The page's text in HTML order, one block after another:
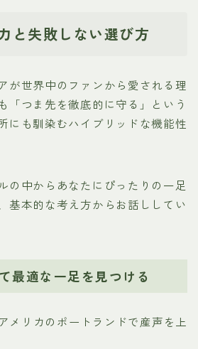
と失敗しない選び方
が世界中のファンから愛される理
「つま先を徹底的に守る」という
にも馴染むハイブリッドな機能性
の中からあなたにぴったりの一足
基本的な考え方からお話ししてい
最適な一足を見つける
メリカのポートランドで産声を上